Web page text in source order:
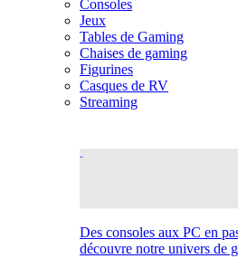
Consoles
Jeux
Tables de Gaming
Chaises de gaming
Figurines
Casques de RV
Streaming
Des consoles aux PC en
découvre notre univers de